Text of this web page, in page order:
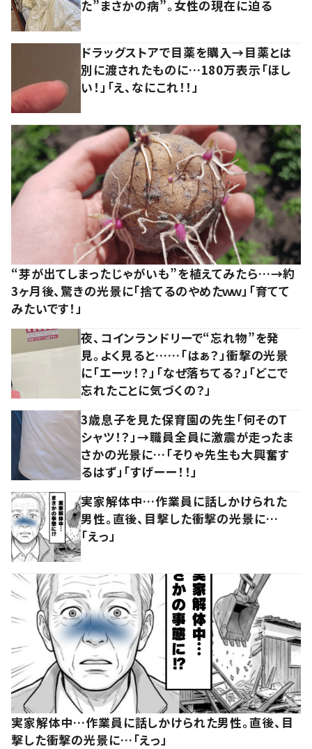
た”まさかの病”。女性の現在に迫る
ドラッグストアで目薬を購入→目薬とは
別に渡されたものに…180万表示「ほし
い！」「え、なにこれ！！」
“芽が出てしまったじゃがいも”を植えてみたら…→約
3ヶ月後、驚きの光景に「捨てるのやめたｗｗ」「育てて
みたいです！」
夜、コインランドリーで“忘れ物”を発
見。よく見ると……「はぁ？」衝撃の光景
に「エーッ！？」「なぜ落ちてる？」「どこで
忘れたことに気づくの？」
3歳息子を見た保育園の先生「何そのT
シャツ！？」→職員全員に激震が走ったま
さかの光景に…「そりゃ先生も大興奮す
るはず」「すげーー！！」
実家解体中…作業員に話しかけられた
男性。直後、目撃した衝撃の光景に…
「えっ」
実家解体中…作業員に話しかけられた男性。直後、目
撃した衝撃の光景に…「えっ」